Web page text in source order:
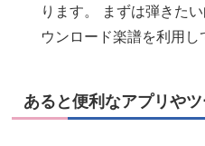
ります。 まずは弾きた
ウンロード楽譜を利用し
あると便利なアプリや